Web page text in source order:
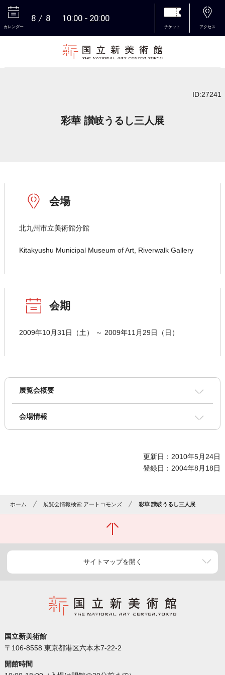
カレンダー
8 8 10:00 20:00
チケット アクセス
ID:27241
彩華 讃岐うるし三人展
会場
北九州市立美術館分館
Kitakyushu Municipal Museum of Art, Riverwalk Gallery
会期
2009年10月31日（土） ～ 2009年11月29日（日）
展覧会概要
会場情報
更新日：2010年5月24日
登録日：2004年8月18日
ホーム 展覧会情報検索 アートコモンズ 彩華 讃岐うるし三人展
サイトマップを開く
国立新美術館
〒106-8558 東京都港区六本木7-22-2
開館時間